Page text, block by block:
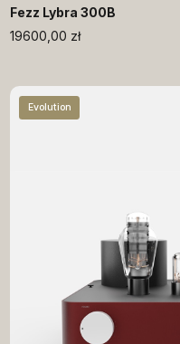
Fezz Lybra 300B
19600,00 zł
Evolution